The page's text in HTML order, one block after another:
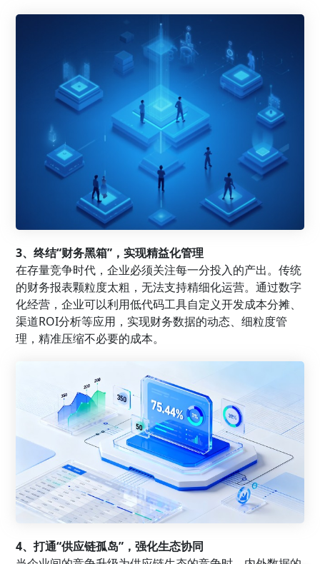
3、终结“财务黑箱”，实现精益化管理
在存量竞争时代，企业必须关注每一分投入的产出。传统
的财务报表颗粒度太粗，无法支持精细化运营。通过数字
化经营，企业可以利用低代码工具自定义开发成本分摊、
渠道ROI分析等应用，实现财务数据的动态、细粒度管
理，精准压缩不必要的成本。
4、打通“供应链孤岛”，强化生态协同